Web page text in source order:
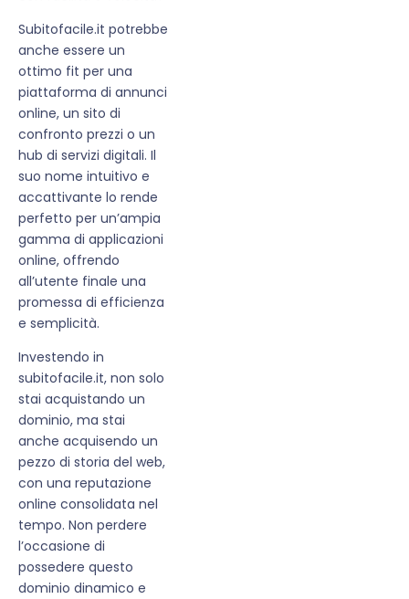
Subitofacile.it potrebbe
anche essere un
ottimo fit per una
piattaforma di annunci
online, un sito di
confronto prezzi o un
hub di servizi digitali. Il
suo nome intuitivo e
accattivante lo rende
perfetto per un’ampia
gamma di applicazioni
online, offrendo
all’utente finale una
promessa di efficienza
e semplicità.
Investendo in
subitofacile.it, non solo
stai acquistando un
dominio, ma stai
anche acquisendo un
pezzo di storia del web,
con una reputazione
online consolidata nel
tempo. Non perdere
l’occasione di
possedere questo
dominio dinamico e